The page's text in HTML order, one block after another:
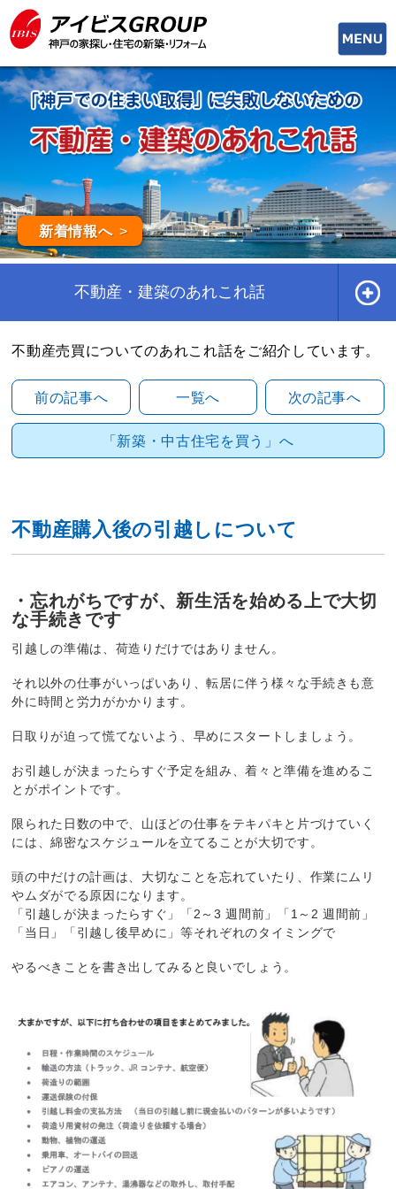
toggle
新着情報へ
不動産・建築のあれこれ話
不動産売買についてのあれこれ話をご紹介しています。
前の記事へ 一覧へ 次の記事へ
「新築・中古住宅を買う」へ
不動産購入後の引越しについて
・忘れがちですが、新生活を始める上で大切
な手続きです
引越しの準備は、荷造りだけではありません。
それ以外の仕事がいっぱいあり、転居に伴う様々な手続きも意
外に時間と労力がかかります。
日取りが迫って慌てないよう、早めにスタートしましょう。
お引越しが決まったらすぐ予定を組み、着々と準備を進めるこ
とがポイントです。
限られた日数の中で、山ほどの仕事をテキパキと片づけていく
には、綿密なスケジュールを立てることが大切です。
頭の中だけの計画は、大切なことを忘れていたり、作業にムリ
やムダがでる原因になります。
「引越しが決まったらすぐ」「2～3 週間前」「1～2 週間前」
「当日」「引越し後早めに」等それぞれのタイミングで
やるべきことを書き出してみると良いでしょう。